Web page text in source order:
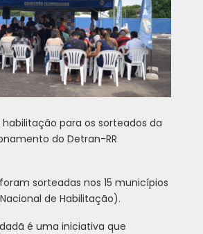
para os sorteados da
do Detran-RR
sorteadas nos 15 municípios
de Habilitação).
é uma iniciativa que